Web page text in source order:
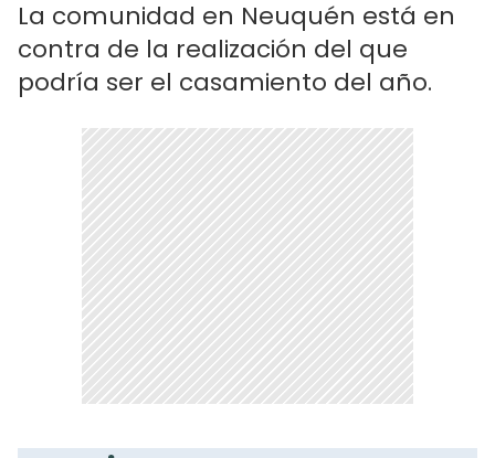
La comunidad en Neuquén está en
contra de la realización del que
podría ser el casamiento del año.